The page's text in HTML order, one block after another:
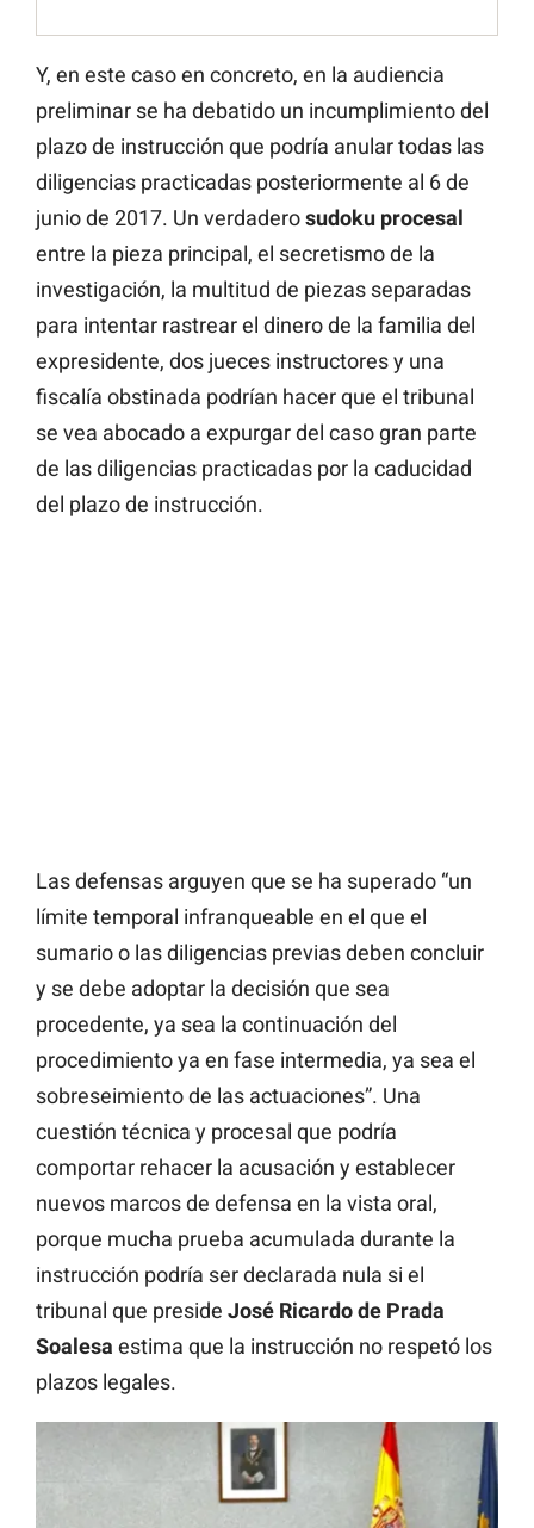
Y, en este caso en concreto, en la audiencia
preliminar se ha debatido un incumplimiento del
plazo de instrucción que podría anular todas las
diligencias practicadas posteriormente al 6 de
junio de 2017. Un verdaderosudoku procesal
entre la pieza principal, el secretismo de la
investigación, la multitud de piezas separadas
para intentar rastrear el dinero de la familia del
expresidente, dos jueces instructores y una
fiscalía obstinada podrían hacer que el tribunal
se vea abocado a expurgar del caso gran parte
de las diligencias practicadas por la caducidad
del plazo de instrucción.
Las defensas arguyen que se ha superado “un
límite temporal infranqueable en el que el
sumario o las diligencias previas deben concluir
y se debe adoptar la decisión que sea
procedente, ya sea la continuación del
procedimiento ya en fase intermedia, ya sea el
sobreseimiento de las actuaciones”. Una
cuestión técnica y procesal que podría
comportar rehacer la acusación y establecer
nuevos marcos de defensa en la vista oral,
porque mucha prueba acumulada durante la
instrucción podría ser declarada nula si el
tribunal que preside José Ricardo de Prada
Soalesa estima que la instrucción no respetó los
plazos legales.